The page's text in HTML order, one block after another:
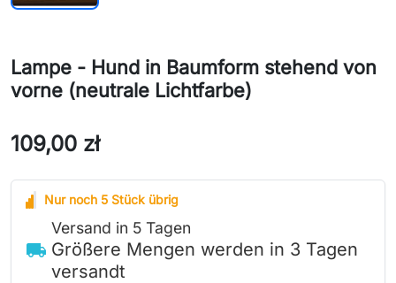
Lampe - Hund in Baumform stehend von
vorne (neutrale Lichtfarbe)
109,00 zł
Nur noch 5 Stück übrig
local_shipping
Versand in 5 Tagen
Größere Mengen werden in 3 Tagen
versandt